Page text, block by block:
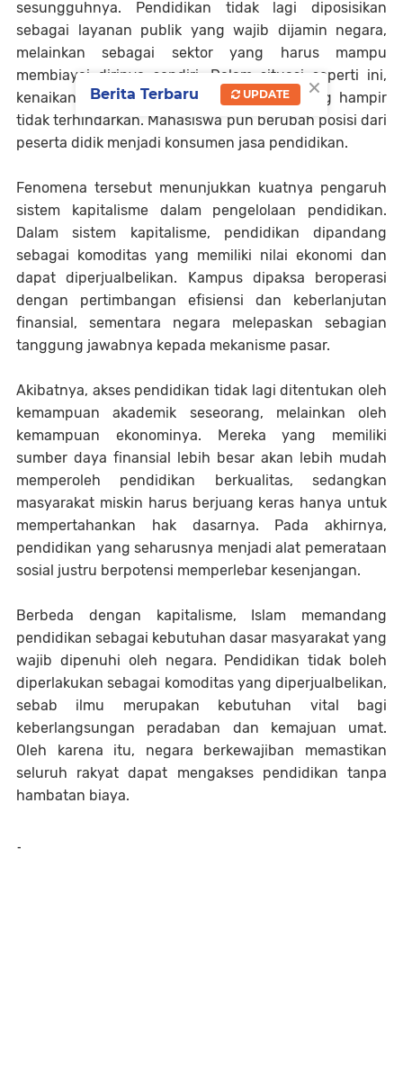
sesungguhnya. Pendidikan tidak lagi diposisikan
sebagai layanan publik yang wajib dijamin negara,
melainkan sebagai sektor yang harus mampu
membiayai dirinya sendiri. Dalam situasi seperti ini,
kenaikan biaya kuliah menjadi sesuatu yang hampir
tidak terhindarkan. Mahasiswa pun berubah posisi dari
peserta didik menjadi konsumen jasa pendidikan.
Fenomena tersebut menunjukkan kuatnya pengaruh
sistem kapitalisme dalam pengelolaan pendidikan.
Dalam sistem kapitalisme, pendidikan dipandang
sebagai komoditas yang memiliki nilai ekonomi dan
dapat diperjualbelikan. Kampus dipaksa beroperasi
dengan pertimbangan efisiensi dan keberlanjutan
finansial, sementara negara melepaskan sebagian
tanggung jawabnya kepada mekanisme pasar.
Akibatnya, akses pendidikan tidak lagi ditentukan oleh
kemampuan akademik seseorang, melainkan oleh
kemampuan ekonominya. Mereka yang memiliki
sumber daya finansial lebih besar akan lebih mudah
memperoleh pendidikan berkualitas, sedangkan
masyarakat miskin harus berjuang keras hanya untuk
mempertahankan hak dasarnya. Pada akhirnya,
pendidikan yang seharusnya menjadi alat pemerataan
sosial justru berpotensi memperlebar kesenjangan.
Berbeda dengan kapitalisme, Islam memandang
pendidikan sebagai kebutuhan dasar masyarakat yang
wajib dipenuhi oleh negara. Pendidikan tidak boleh
diperlakukan sebagai komoditas yang diperjualbelikan,
sebab ilmu merupakan kebutuhan vital bagi
keberlangsungan peradaban dan kemajuan umat.
Oleh karena itu, negara berkewajiban memastikan
seluruh rakyat dapat mengakses pendidikan tanpa
hambatan biaya.
-
×
Berita Terbaru UPDATE